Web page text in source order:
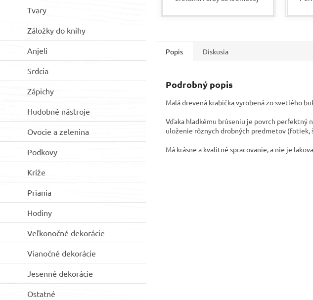
Tvary
Záložky do knihy
Anjeli
Srdcia
Zápichy
Hudobné nástroje
Ovocie a zelenina
Podkovy
Kríže
Priania
Hodiny
Veľkonočné dekorácie
Vianočné dekorácie
Jesenné dekorácie
Ostatné
takmer všetky povrchy.
Popis Diskusia
Podrobný popis
Malá drevená krabička vyrobená zo svetlého
Vďaka hladkému brúseniu je povrch perfektný
uloženie rôznych drobných predmetov (fotiek,
Má krásne a kvalitné spracovanie, a nie je